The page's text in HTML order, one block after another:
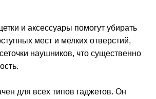
и аксессуары помогут убирать
мест и мелких отверстий,
наушников, что существенно
для всех типов гаджетов. Он